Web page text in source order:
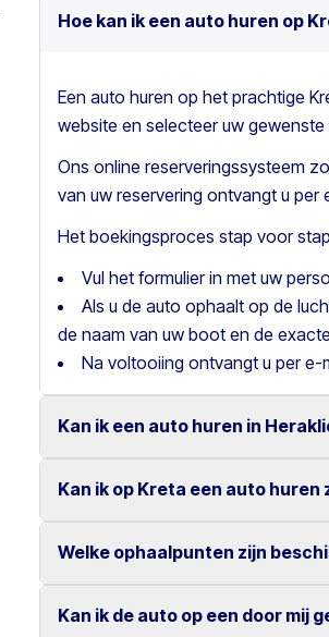
Hoe kan ik een auto huren op
Een auto huren op het prachtige
website en selecteer uw
Ons online reserveringssysteem
van uw reservering ontvangt u per
Het boekingsproces stap voor
Vul het formulier in met uw
Als u de auto ophaalt op de
de naam van uw boot en de
Na voltooiing ontvangt u per e-
Kan ik een auto huren in
Ja, wij bieden autoverhuur in
Onze concurrerende tarieven en
Kan ik op Kreta een auto
Ja, bij Motor Plan kunt u een auto
Dankzij onze flexibele
Welke ophaalpunten zijn
U kunt uw huurauto ophalen en
Kan ik de auto op een door mij